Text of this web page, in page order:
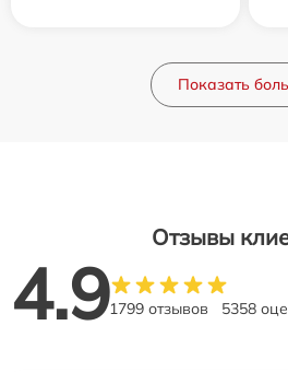
Показать
Отзывы
4.91799 отзывов 5358